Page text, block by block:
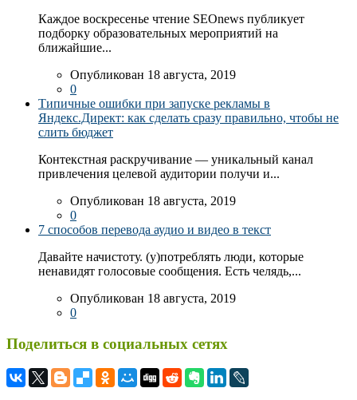
Каждое воскресенье чтение SEOnews публикует
подборку образовательных мероприятий на
ближайшие...
Опубликован 18 августа, 2019
0
Типичные ошибки при запуске рекламы в
Яндекс.Директ: как сделать сразу правильно, чтобы не
слить бюджет
Контекстная раскручивание — уникальный канал
привлечения целевой аудитории получи и...
Опубликован 18 августа, 2019
0
7 способов перевода аудио и видео в текст
Давайте начистоту. (у)потреблять люди, которые
ненавидят голосовые сообщения. Есть челядь,...
Опубликован 18 августа, 2019
0
Поделиться в социальных сетях